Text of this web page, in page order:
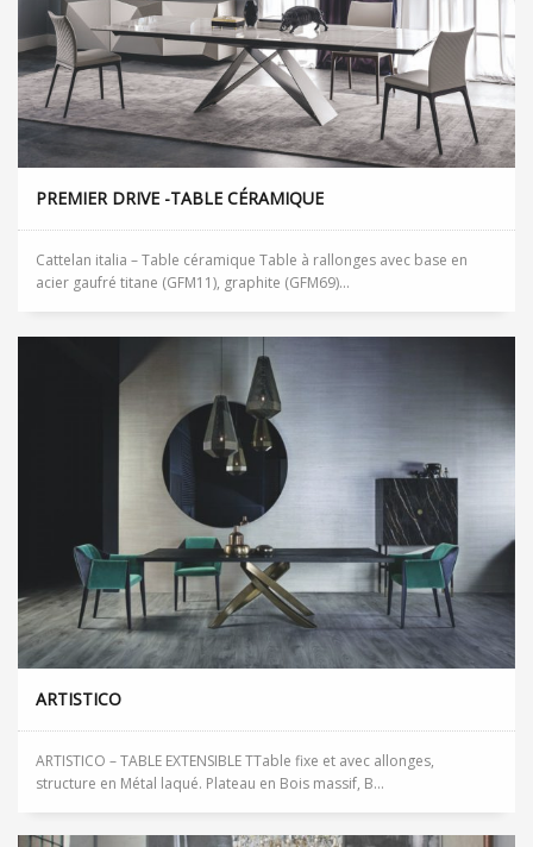
PREMIER DRIVE -TABLE CÉRAMIQUE
Cattelan italia – Table céramique Table à rallonges avec base en
acier gaufré titane (GFM11), graphite (GFM69)...
ARTISTICO
ARTISTICO – TABLE EXTENSIBLE TTable fixe et avec allonges,
structure en Métal laqué. Plateau en Bois massif, B...